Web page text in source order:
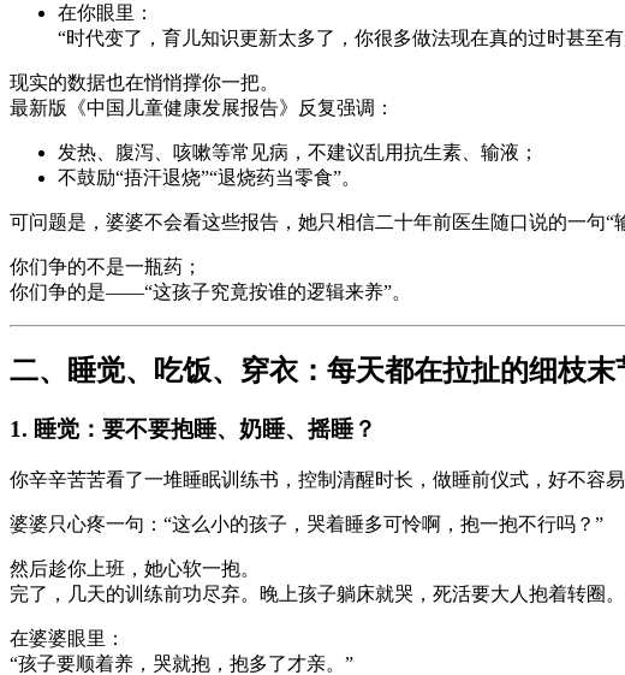
在你眼里：
“时代变了，育儿知识更新太多了，你很多做法现在真的过时甚至
现实的数据也在悄悄撑你一把。
最新版《中国儿童健康发展报告》反复强调：
发热、腹泻、咳嗽等常见病，不建议乱用抗生素、输液；
不鼓励“捂汗退烧”“退烧药当零食”。
可问题是，婆婆不会看这些报告，她只相信二十年前医生随口说的一句“
你们争的不是一瓶药；
你们争的是——“这孩子究竟按谁的逻辑来养”。
二、睡觉、吃饭、穿衣：每天都在拉扯的细枝末
1. 睡觉：要不要抱睡、奶睡、摇睡？
你辛辛苦苦看了一堆睡眠训练书，控制清醒时长，做睡前仪式，好不容
婆婆只心疼一句：“这么小的孩子，哭着睡多可怜啊，抱一抱不行吗？”
然后趁你上班，她心软一抱。
完了，几天的训练前功尽弃。晚上孩子躺床就哭，死活要大人抱着转圈
在婆婆眼里：
“孩子要顺着养，哭就抱，抱多了才亲。”